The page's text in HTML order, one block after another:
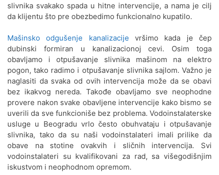
Odgušenje kanalizacije Dedinje
Odgušenje kanalizacije
Dušanovac
Odgušenje kanalizacije Filmski
grad
Odgušenje kanalizacije Galenika
Odgušenje kanalizacije Gardoš
Odgušenje kanalizacije Golf
naselje
slivnika svakako spada u hitne intervencije, a nama je cilj
da klijentu što pre obezbedimo funkcionalno kupatilo.
Mašinsko odgušenje kanalizacije vršimo kada je čep
dubinski formiran u kanalizacionoj cevi. Osim toga
obavljamo i otpušavanje slivnika mašinom na elektro
pogon, tako radimo i otpušavanje slivnika sajlom. Važno je
naglasiti da svaka od ovih intervencija može da se obavi
bez ikakvog nereda. Takođe obavljamo sve neophodne
provere nakon svake obavljene intervencije kako bismo se
uverili da sve funkcioniše bez problema. Vodoinstalaterske
usluge u Beogradu vrlo često obuhvataju i otpušavanje
slivnika, tako da su naši vodoinstalateri imali prilike da
obave na stotine ovakvih i sličnih intervencija. Svi
vodoinstalateri su kvalifikovani za rad, sa višegodišnjim
iskustvom i neophodnom opremom.